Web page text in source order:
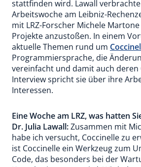
stattfinden wird. Lawall
Arbeitswoche am Leibniz-
mit LRZ-Forscher Michele
Projekte anzustoßen. In einem
aktuelle Themen rund um
Programmiersprache, die
vereinfacht und damit auch
Interview spricht sie über ihre
Interessen.
Eine Woche am LRZ, was hatten
Dr. Julia Lawall:Zusammen mit
habe ich versucht, Coccinelle zu
ist Coccinelle ein Werkzeug zum
Code, das besonders bei der